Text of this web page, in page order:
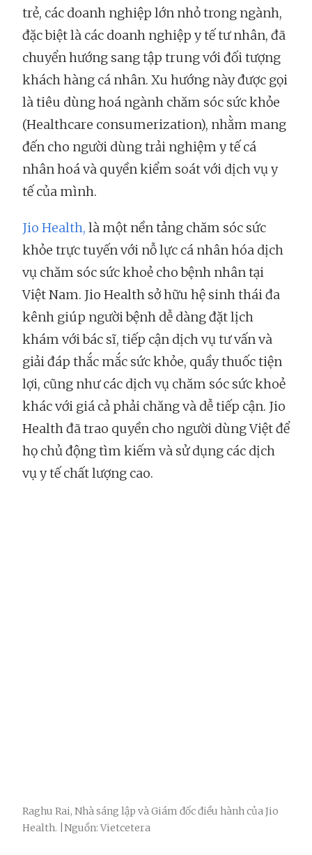
trẻ, các doanh nghiệp lớn nhỏ trong ngành,
đặc biệt là các doanh nghiệp y tế tư nhân, đã
chuyển hướng sang tập trung với đối tượng
khách hàng cá nhân. Xu hướng này được gọi
là tiêu dùng hoá ngành chăm sóc sức khỏe
(Healthcare consumerization), nhằm mang
đến cho người dùng trải nghiệm y tế cá
nhân hoá và quyền kiểm soát với dịch vụ y
tế của mình.
Jio Health, là một nền tảng chăm sóc sức
khỏe trực tuyến với nỗ lực cá nhân hóa dịch
vụ chăm sóc sức khoẻ cho bệnh nhân tại
Việt Nam. Jio Health sở hữu hệ sinh thái đa
kênh giúp người bệnh dễ dàng đặt lịch
khám với bác sĩ, tiếp cận dịch vụ tư vấn và
giải đáp thắc mắc sức khỏe, quầy thuốc tiện
lợi, cũng như các dịch vụ chăm sóc sức khoẻ
khác với giá cả phải chăng và dễ tiếp cận. Jio
Health đã trao quyền cho người dùng Việt để
họ chủ động tìm kiếm và sử dụng các dịch
vụ y tế chất lượng cao.
Raghu Rai, Nhà sáng lập và Giám đốc điều hành của Jio
Health. |Nguồn: Vietcetera